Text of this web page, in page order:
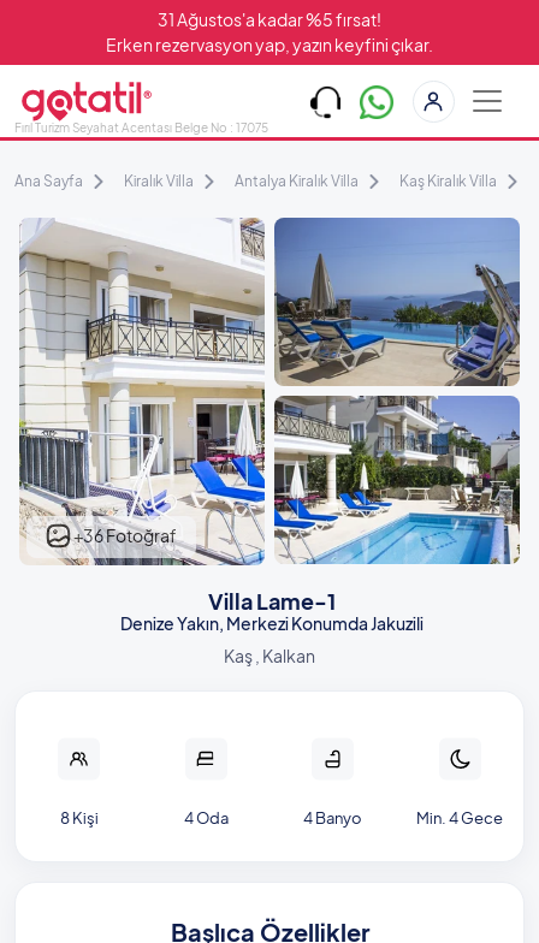
31 Ağustos'a kadar %5 fırsat!
Erken rezervasyon yap, yazın keyfini çıkar.
Fırıl Turizm Seyahat Acentası Belge No : 17075
Ana Sayfa Kiralık Villa Antalya Kiralık Villa Kaş Kiralık Villa
Villa Lame-1
Denize Yakın, Merkezi Konumda Jakuzili
Kaş , Kalkan
+36 Fotoğraf
8 Kişi 4 Oda 4 Banyo Min. 4 Gece
Başlıca Özellikler